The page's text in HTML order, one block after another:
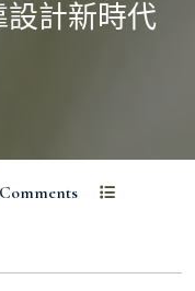
設計新時代